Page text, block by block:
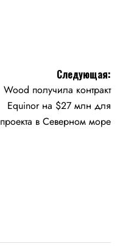
Следующая:
Wood получила контракт
Equinor на $27 млн для
проекта в Северном море